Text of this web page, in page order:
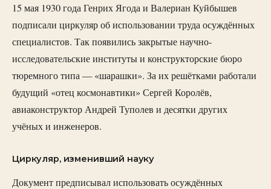
15 мая 1930 года Генрих Ягода и Валериан Куйбышев
подписали циркуляр об использовании труда осуждённых
специалистов. Так появились закрытые научно-
исследовательские институты и конструкторские бюро
тюремного типа — «шарашки». За их решётками работали
будущий «отец космонавтики» Сергей Королёв,
авиаконструктор Андрей Туполев и десятки других
учёных и инженеров.
Циркуляр, изменивший науку
Документ предписывал использовать осуждённых